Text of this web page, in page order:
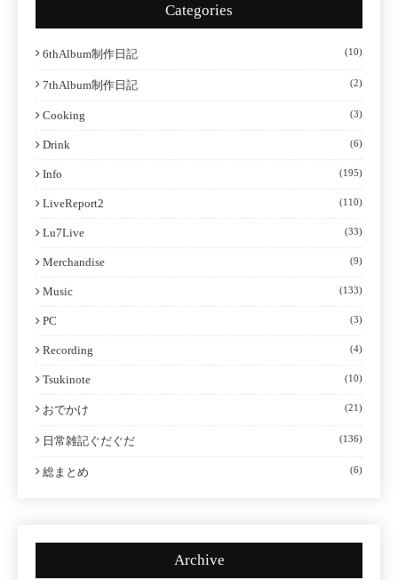
Categories
6thAlbum制作日記 (10)
7thAlbum制作日記 (2)
Cooking (3)
Drink (6)
Info (195)
LiveReport2 (110)
Lu7Live (33)
Merchandise (9)
Music (133)
PC (3)
Recording (4)
Tsukinote (10)
おでかけ (21)
日常雑記ぐだぐだ (136)
総まとめ (6)
Archive